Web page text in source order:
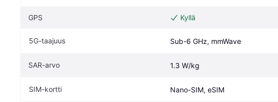
GPS Kyllä
5G-taajuus Sub-6 GHz, mmWave
SAR-arvo 1.3 W/kg
SIM-kortti Nano-SIM, eSIM